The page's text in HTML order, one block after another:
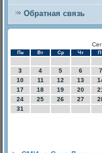
Обратная связь
Пн Вт Ср Чт
3
4 5 6 7
10
11 12 13
17
18 19 20
24
25 26 27
31